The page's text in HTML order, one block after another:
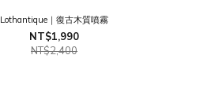
Lothantique｜復古木質噴霧
NT$1,990
NT$2,400